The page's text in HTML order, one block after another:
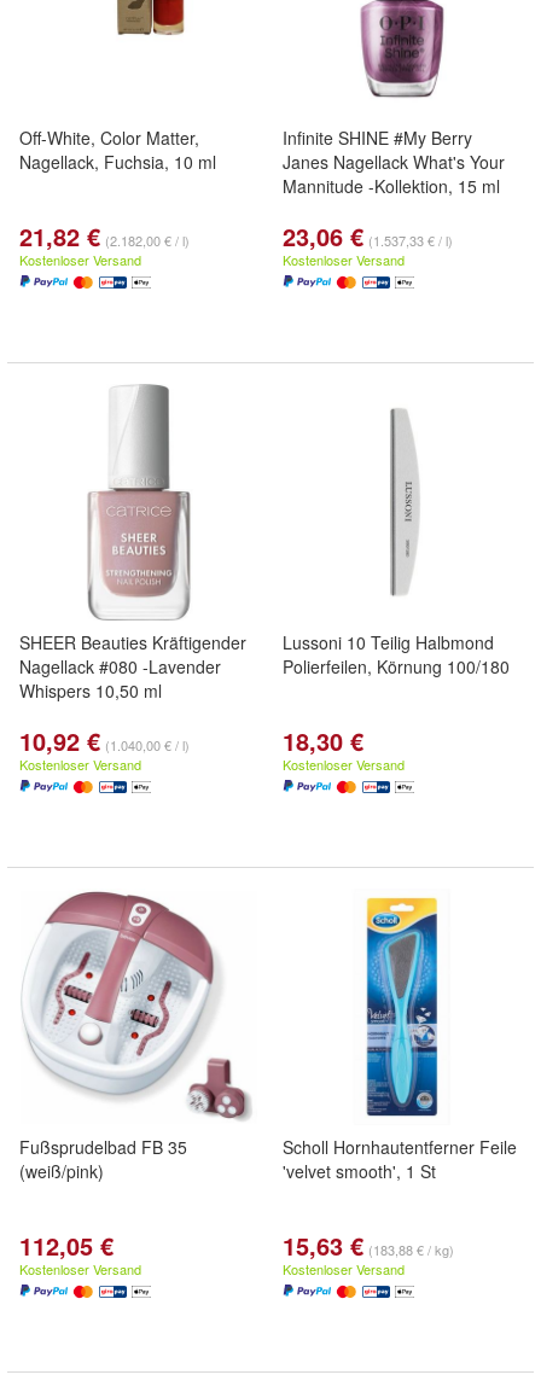
Off-White, Color Matter,
Nagellack, Fuchsia, 10 ml
21,82 € (2.182,00 € / l)
Kostenloser Versand
Infinite SHINE #My Berry
Janes Nagellack What's Your
Mannitude -Kollektion, 15 ml
23,06 € (1.537,33 € / l)
Kostenloser Versand
SHEER Beauties Kräftigender
Nagellack #080 -Lavender
Whispers 10,50 ml
10,92 € (1.040,00 € / l)
Kostenloser Versand
Lussoni 10 Teilig Halbmond
Polierfeilen, Körnung 100/180
18,30 €
Kostenloser Versand
Fußsprudelbad FB 35
(weiß/pink)
112,05 €
Kostenloser Versand
Scholl Hornhautentferner Feile
'velvet smooth', 1 St
15,63 € (183,88 € / kg)
Kostenloser Versand